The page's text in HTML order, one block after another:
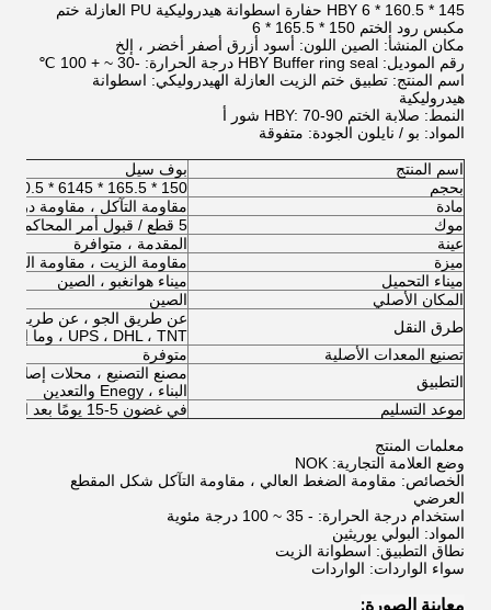
145 * 160.5 * 6 HBY حفارة اسطوانة هيدروليكية PU العازلة ختم
مكبس رود الختم 150 * 165.5 * 6
مكان المنشأ: الصين اللون: أسود أزرق أصفر أخضر ، إلخ
رقم الموديل: HBY Buffer ring seal درجة الحرارة: -30 ~ + 100 ℃
اسم المنتج: تطبيق ختم الزيت العازلة الهيدروليكي: اسطوانة
هيدروليكية
النمط: صلابة الختم HBY: 70-90 شور أ
المواد: بو / نايلون الجودة: متفوقة
اسم المنتج
بوف سيل
بحجم
150 * 165.5 * 6145 * 160.5 * 6
مادة
مقاومة التآكل ، مقاومة
موك
5 قطع / قبول أمر المحاكمة
عينة
المقدمة ، متوافرة
ميزة
مقاومة الزيت ، مقاومة
ميناء التحميل
ميناء هوانغبو ، الصين
المكان الأصلي
الصين
طرق النقل
، UPS ، DHL ، TNT وما إلى ذلك)
تصنيع المعدات الأصلية
متوفرة
التطبيق
مصنع التصنيع ، محلات إصلاح
البناء ، Enegy والتعدين
موعد التسليم
في غضون 5-15 يومًا بعد الحصول على فضلاتك
معلمات المنتج
وضع العلامة التجارية: NOK
الخصائص: مقاومة الضغط العالي ، مقاومة التآكل شكل المقطع
العرضي
استخدام درجة الحرارة: - 35 ~ 100 درجة مئوية
المواد: البولي يوريثين
نطاق التطبيق: اسطوانة الزيت
سواء الواردات: الواردات
معاينة الصورة: